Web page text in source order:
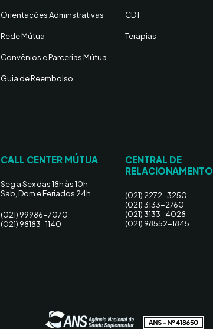
Orientações Adminstrativas
Rede Mútua
Convênios e Parcerias Mútua
Guia de Reembolso
CDT
Terapias
CALL CENTER MÚTUA
Seg a Sex das 18h às 10h
Sab, Dom e Feriados 24h
(021) 99986-7070
(021) 98183-1140
CENTRAL DE
RELACIONAMENTO
(021) 2272-3250
(021) 3133-2760
(021) 3133-4028
(021) 98552-1845